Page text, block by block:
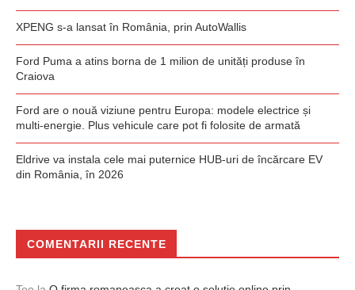
XPENG s-a lansat în România, prin AutoWallis
Ford Puma a atins borna de 1 milion de unități produse în
Craiova
Ford are o nouă viziune pentru Europa: modele electrice și
multi-energie. Plus vehicule care pot fi folosite de armată
Eldrive va instala cele mai puternice HUB-uri de încărcare EV
din România, în 2026
COMENTARII RECENTE